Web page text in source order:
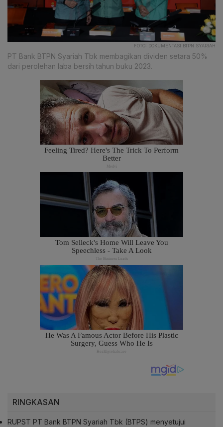
FOTO: DOKUMENTASI BTPN SYARIAH
PT Bank BTPN Syariah Tbk membagikan dividen setara 50%
dari perolehan laba bersih tahun buku 2023.
RINGKASAN
RUPST PT Bank BTPN Syariah Tbk (BTPS) menyetujui